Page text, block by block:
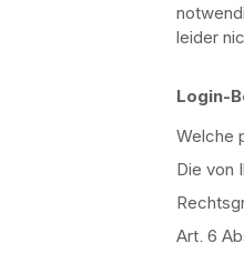
leider
Login-
Welche
Die von
Art. 6